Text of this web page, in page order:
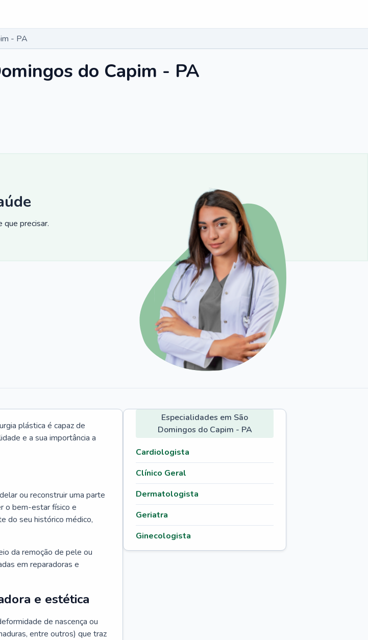
- PA
do Capim - PA
que precisar.
plástica é capaz de
e a sua importância a
ou reconstruir uma parte
o bem-estar físico e
do seu histórico médico,
da remoção de pele ou
em reparadoras e
e estética
de nascença ou
entre outros) que traz
Especialidades em São
Domingos do Capim - PA
Cardiologista
Clínico Geral
Dermatologista
Geriatra
Ginecologista